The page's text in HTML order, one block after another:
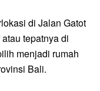
di Jalan Gatot
tepatnya di
menjadi rumah
Bali.